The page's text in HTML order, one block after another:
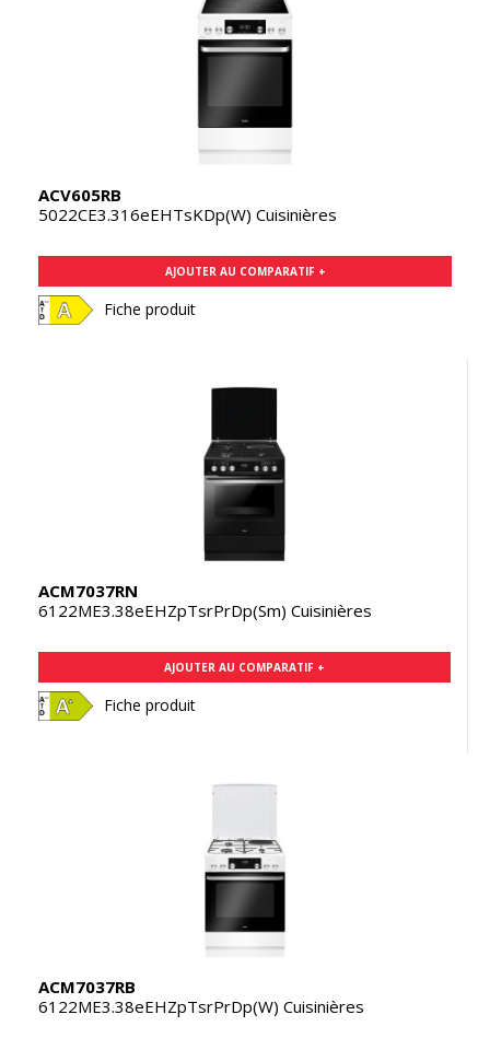
ACV605RB
5022CE3.316eEHTsKDp(W) Cuisinières
AJOUTER AU COMPARATIF +
Fiche produit
ACM7037RN
6122ME3.38eEHZpTsrPrDp(Sm) Cuisinières
AJOUTER AU COMPARATIF +
Fiche produit
ACM7037RB
6122ME3.38eEHZpTsrPrDp(W) Cuisinières